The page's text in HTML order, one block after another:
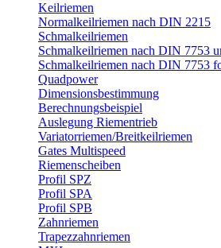
Keilriemen
Normalkeilriemen nach DIN 2215
Schmalkeilriemen
Schmalkeilriemen nach DIN 7753
Schmalkeilriemen nach DIN 7753
Quadpower
Dimensionsbestimmung
Berechnungsbeispiel
Auslegung Riementrieb
Variatorriemen/Breitkeilriemen
Gates Multispeed
Riemenscheiben
Profil SPZ
Profil SPA
Profil SPB
Zahnriemen
Trapezzahnriemen